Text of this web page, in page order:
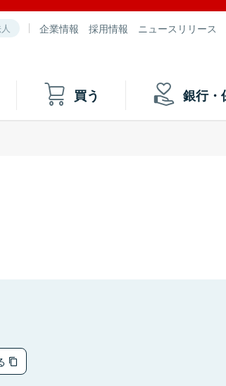
企業情報 採用情報 ニュースリリース
買う 銀行・